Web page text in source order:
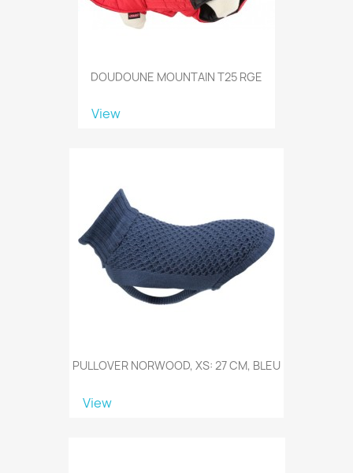
DOUDOUNE MOUNTAIN T25 RGE
View
PULLOVER NORWOOD, XS: 27 CM, BLEU
View